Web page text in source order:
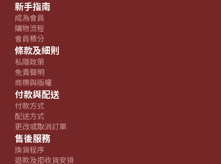
新手指南
成為會員
購物流程
會員積分
條款及細則
私隱政策
免責聲明
商標與版權
付款與配送
付款方式
配送方式
更改或取消訂單
售後服務
換貨程序
退款及拒收貨安排